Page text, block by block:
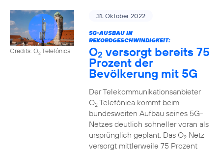
Credits: O2Telefónica
31. Oktober 2022
5G-AUSBAU IN
REKORDGESCHWINDIGKEIT:
O2 versorgt bereits 75
Prozent der
Bevölkerung mit 5G
Der Telekommunikationsanbieter
O2Telefónica kommt beim
bundesweiten Aufbau seines 5G-
Netzes deutlich schneller voran als
ursprünglich geplant. Das O2Netz
versorgt mittlerweile 75 Prozent